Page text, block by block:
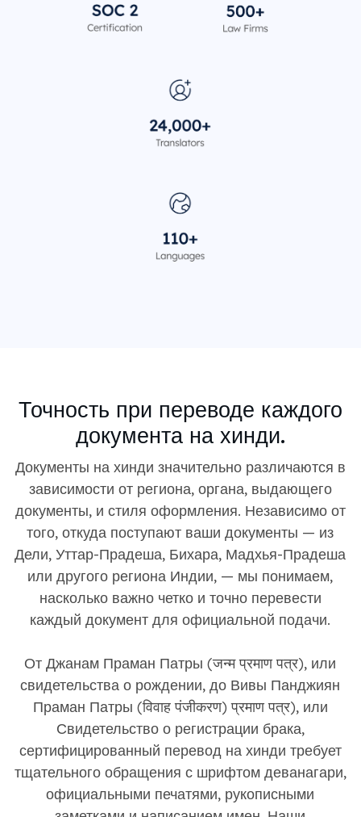
Точность при переводе каждого
документа на хинди.
Документы на хинди значительно различаются в
зависимости от региона, органа, выдающего
документы, и стиля оформления. Независимо от
того, откуда поступают ваши документы — из
Дели, Уттар-Прадеша, Бихара, Мадхья-Прадеша
или другого региона Индии, — мы понимаем,
насколько важно четко и точно перевести
каждый документ для официальной подачи.
От Джанам Праман Патры (जन्म प्रमाण पत्र), или
свидетельства о рождении, до Вивы Панджиян
Праман Патры (विवाह पंजीकरण) प्रमाण पत्र), или
Свидетельство о регистрации брака,
сертифицированный перевод на хинди требует
тщательного обращения с шрифтом деванагари,
официальными печатями, рукописными